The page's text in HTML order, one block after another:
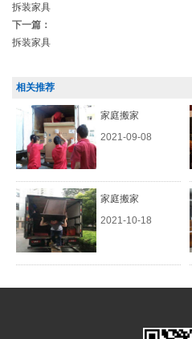
拆装家具
下一篇：
拆装家具
相关推荐
家庭搬家
2021-09-08
家庭搬家
2021-10-18